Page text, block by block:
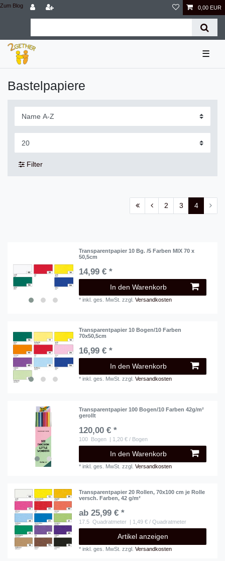
Zum Blog 0,00 EUR
☰
Bastelpapiere
Filter
2 3 4
Transparentpapier 10 Bg. /5 Farben MIX 70 x
50,5cm
14,99 € *
In den Warenkorb
*inkl. ges. MwSt. zzgl.Versandkosten
Transparentpapier 10 Bogen/10 Farben
70x50,5cm
16,99 € *
In den Warenkorb
*inkl. ges. MwSt. zzgl.Versandkosten
Transparentpapier 100 Bogen/10 Farben 42g/m²
gerollt
120,00 € *
100 Bogen | 1,20 € / Bogen
In den Warenkorb
*inkl. ges. MwSt. zzgl.Versandkosten
Transparentpapier 20 Rollen, 70x100 cm je Rolle
versch. Farben, 42 g/m²
ab 25,99 € *
17.5 Quadratmeter | 1,49 € / Quadratmeter
Artikel anzeigen
*inkl. ges. MwSt. zzgl.Versandkosten